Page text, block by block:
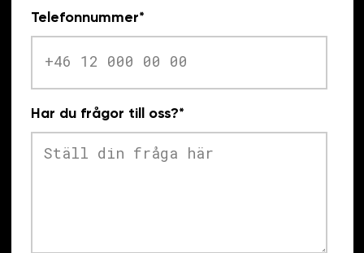
Telefonnummer*
Har du frågor till oss?*